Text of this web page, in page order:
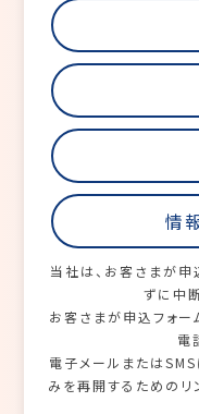
情
当社は、お客さまが
ずに中
お客さまが申込フォー
電
電子メールまたは
みを再開するための